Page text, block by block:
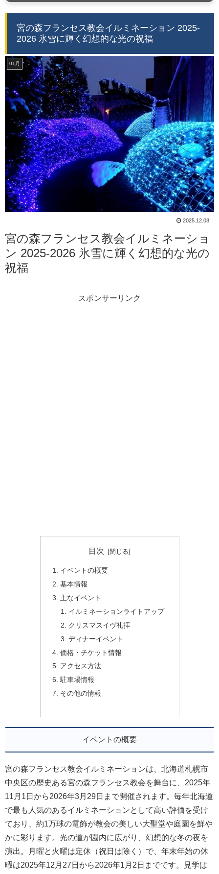
宮の森フランセス教会イルミネーション 2025-
2026 氷雪に輝く幻想的な光の祝福
01月
2025.12.08
宮の森フランセス教会イルミネーショ
ン 2025-2026 氷雪に輝く幻想的な光の
祝福
スポンサーリンク
目次
イベントの概要
基本情報
主なイベント
イルミネーションライトアップ
クリスマスイヴ礼拝
ディナーイベント
価格・チケット情報
アクセス方法
駐車場情報
その他の情報
イベントの概要
宮の森フランセス教会イルミネーションは、北海道札幌市
中央区の歴史ある宮の森フランセス教会を舞台に、2025年
11月1日から2026年3月29日まで開催されます。毎年北海道
で最も人気のあるイルミネーションとして高い評価を受け
ており、約1万球の電飾が教会の美しい大聖堂や庭園を鮮や
かに彩ります。光の道が園内に広がり、幻想的な冬の夜を
演出。月曜と火曜は定休（祝日は除く）で、年末年始の休
暇は2025年12月27日から2026年1月2日までです。見学は